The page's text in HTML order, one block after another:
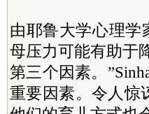
由耶鲁大学心理学
母压力可能有助于
第三个因素。
重要因素。令人惊